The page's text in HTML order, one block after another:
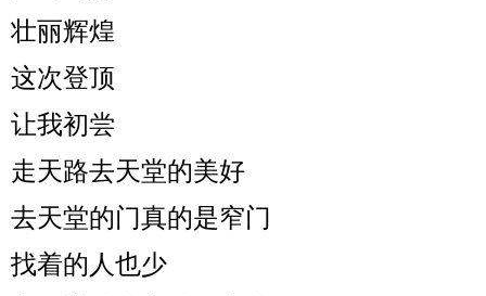
壮丽辉煌
这次登顶
让我初尝
走天路去天堂的美好
去天堂的门真的是窄门
找着的人也少